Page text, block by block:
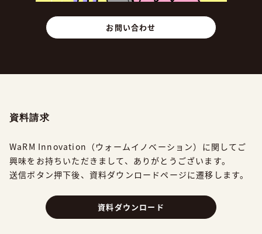
お問い合わせ
資料請求
WaRM Innovation（ウォームイノベーション）に関してご
興味をお持ちいただきまして、 ありがとうございます。
送信ボタン押下後、資料ダウンロードページに遷移します。
資料ダウンロード